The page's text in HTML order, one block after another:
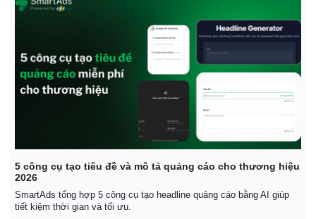
5 công cụ tạo tiêu đề và mô tả quảng cáo cho thương hiệu
2026
SmartAds tổng hợp 5 công cụ tạo headline quảng cáo bằng AI giúp
tiết kiệm thời gian và tối ưu.